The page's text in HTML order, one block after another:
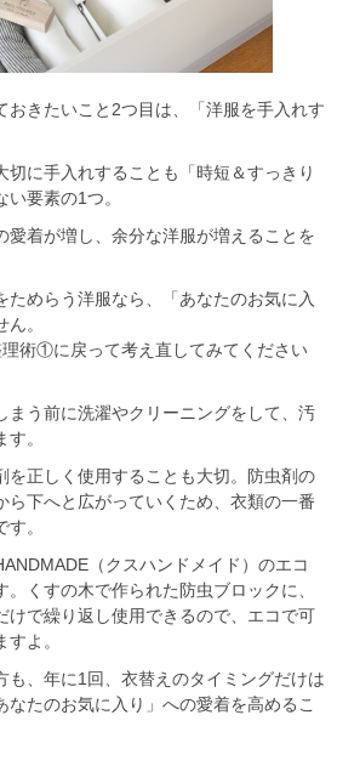
おきたいこと2つ目は、「洋服を手入れす
に手入れすることも「時短＆すっきり
要素の1つ。
愛着が増し、余分な洋服が増えることを
ためらう洋服なら、「あなたのお気に入
。
術①に戻って考え直してみてください
まう前に洗濯やクリーニングをして、汚
。
を正しく使用する ことも大切。防虫剤の
ら下へと広がっていくため、衣類の一番
。
（クスハンドメイド）のエコ
くすの木で作られた防虫ブロックに、
けで繰り返し使用できるので、エコで可
よ。
も、年に1回、衣替えのタイミングだけは
なたのお気に入り」への愛着を高める こ